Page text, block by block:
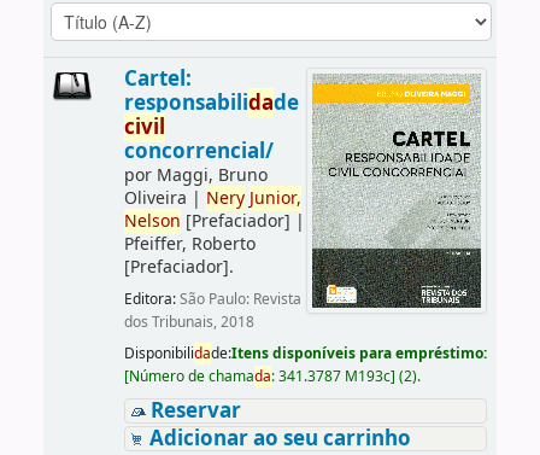
Cartel:
responsabilidade
civil
concorrencial/
por Maggi, Bruno
Oliveira | Nery Junior,
Nelson [Prefaciador] |
Pfeiffer, Roberto
[Prefaciador].
Editora:São Paulo: Revista
dos Tribunais, 2018
Disponibilidade:Itens disponíveis para empréstimo:
[Número de chamada:341.3787 M193c] (2).
Reservar
Adicionar ao seu carrinho